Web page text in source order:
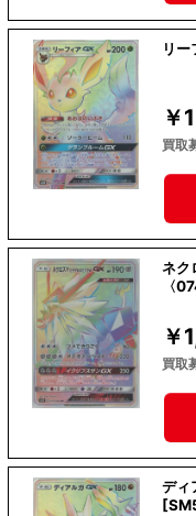
リ
￥
買取
ネク
〈
￥
買取
ディ